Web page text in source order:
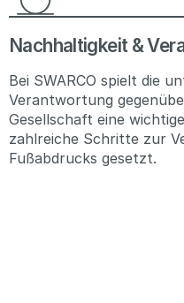
Nachhaltigkeit &
Bei SWARCO spielt die
Verantwortung
Gesellschaft eine
zahlreiche Schritte zur
Fußabdrucks gesetzt.